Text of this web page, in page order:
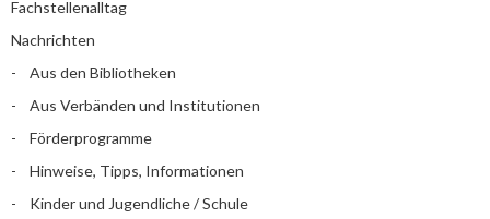
Fachstellenalltag
Nachrichten
Aus den Bibliotheken
Aus Verbänden und Institutionen
Förderprogramme
Hinweise, Tipps, Informationen
Kinder und Jugendliche / Schule